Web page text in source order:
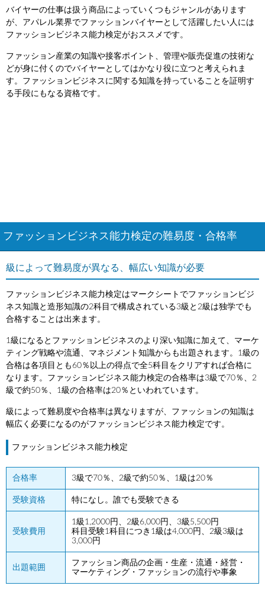
バイヤーの仕事は扱う商品によっていくつもジャンルがあります
が、アパレル業界でファッションバイヤーとして活躍したい人には
ファッションビジネス能力検定がおススメです。
ファッション産業の知識や接客ポイント、管理や販売促進の技術な
どが身に付くのでバイヤーとしてはかなり役に立つと考えられま
す。ファッションビジネスに関する知識を持っていることを証明す
る手段にもなる資格です。
ファッションビジネス能力検定の難易度・合格率
級によって難易度が異なる、幅広い知識が必要
ファッションビジネス能力検定はマークシートでファッションビジ
ネス知識と造形知識の2科目で構成されている3級と2級は独学でも
合格することは出来ます。
1級になるとファッションビジネスのより深い知識に加えて、マーケ
ティング戦略や流通、マネジメント知識からも出題されます。1級の
合格は各項目とも60％以上の得点で全5科目をクリアすれば合格に
なります。ファッションビジネス能力検定の合格率は3級で70％、2
級で約50％、1級の合格率は20％といわれています。
級によって難易度や合格率は異なりますが、ファッションの知識は
幅広く必要になるのがファッションビジネス能力検定です。
ファッションビジネス能力検定
合格率 3級で70％、2級で約50％、1級は20％
受験資格 特になし。誰でも受験できる
受験費用
1級1,2000円、2級6,000円、3級5,500円
科目受験1科目につき1級は4,000円、2級3級は
3,000円
出題範囲
ファッション商品の企画・生産・流通・経営・
マーケティング・ファッションの流行や事象